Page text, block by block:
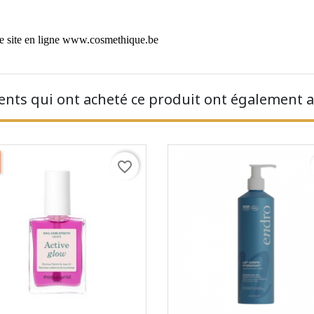
site en ligne www.cosmethique.be
qui ont acheté ce produit ont également
favorite_border